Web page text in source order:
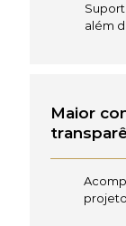
além
Maior